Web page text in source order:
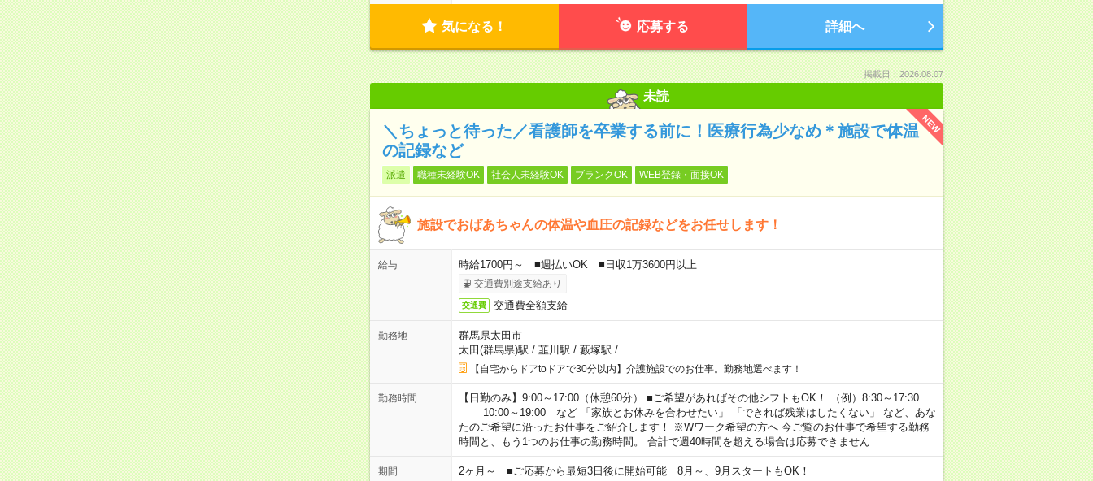
気になる！ 応募する 詳細へ
掲載日：2026.08.07
未読
NEW
＼ちょっと待った／看護師を卒業する前に！医療行為少なめ＊施設で体温
の記録など
派遣 職種未経験OK 社会人未経験OK ブランクOK WEB登録・面接OK
施設でおばあちゃんの体温や血圧の記録などをお任せします！
給与 時給1700円～ ■週払いOK ■日収1万3600円以上
交通費別途支給あり
交通費 交通費全額支給
勤務地
群馬県太田市
太田(群馬県)駅 / 韮川駅 / 藪塚駅 /
【自宅からドアtoドアで30分以内】介護施設でのお仕事。勤務地選べます！
勤務時間
【日勤のみ】9:00～17:00（休憩60分） ■ご希望があればその他シフトもOK！ （例）8:30～17:30
10:00～19:00 など 「家族とお休みを合わせたい」 「できれば残業はしたくない」 など、あな
たのご希望に沿ったお仕事をご紹介します！ ※Wワーク希望の方へ 今ご覧のお仕事で希望する勤務
時間と、もう1つのお仕事の勤務時間。 合計で週40時間を超える場合は応募できません
期間 2ヶ月～ ■ご応募から最短3日後に開始可能 8月～、9月スタートもOK！